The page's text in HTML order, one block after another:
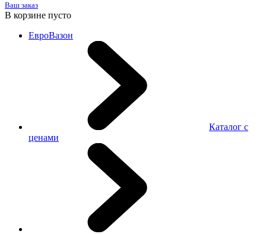
Ваш заказ
В корзине пусто
ЕвроВазон
Каталог с
ценами